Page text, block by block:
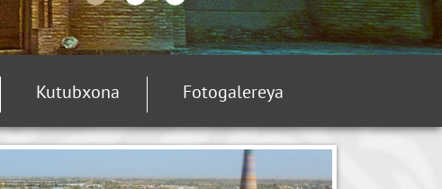
Kutubxona Fotogalereya